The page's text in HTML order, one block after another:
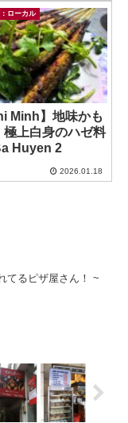
ローカル
Minh】地味かも
極上白身のハゼ料
Huyen 2
2026.01.18
てるピザ屋さん！ ~